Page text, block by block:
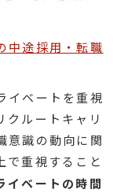
中途採用・転職
イベートを重視
クルートキャリ
意識の動向に関
で重視すること
イベートの時間